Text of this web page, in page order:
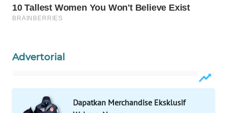
Advertorial
Dapatkan Merchandise Eksklusif
NEWS
ANUGERAH